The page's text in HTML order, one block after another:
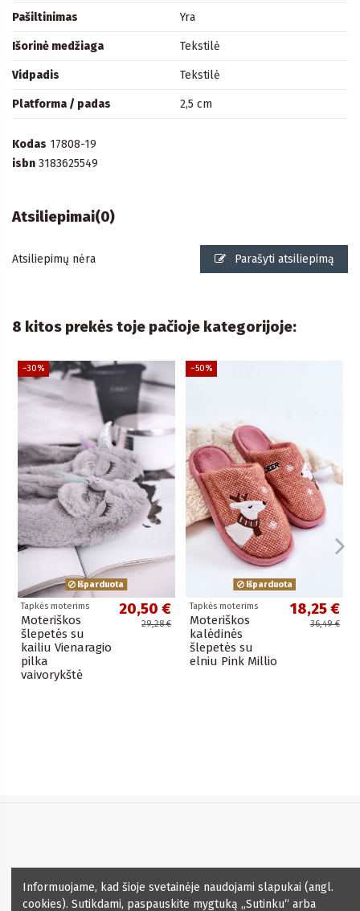
Pašiltinimas Yra
Išorinė medžiaga Tekstilė
Vidpadis Tekstilė
Platforma / padas 2,5 cm
Kodas 17808-19
isbn 3183625549
Atsiliepimai(0)
Atsiliepimų nėra Parašyti atsiliepimą
8 kitos prekės toje pačioje kategorijoje:
−30%
Išparduota
Tapkės moterims
Moteriškos
šlepetės su
kailiu Vienaragio
pilka
vaivorykštė
20,50 €
29,28 €
−50%
Išparduota
Tapkės moterims
Moteriškos
kalėdinės
šlepetės su
elniu Pink Millio
18,25 €
36,49 €
Informuojame, kad šioje svetainėje naudojami slapukai (angl.
cookies). Sutikdami, paspauskite mygtuką „Sutinku“ arba